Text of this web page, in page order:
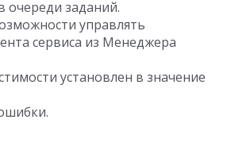
очереди заданий.
управлять
сервиса из Менеджера
установлен в значение